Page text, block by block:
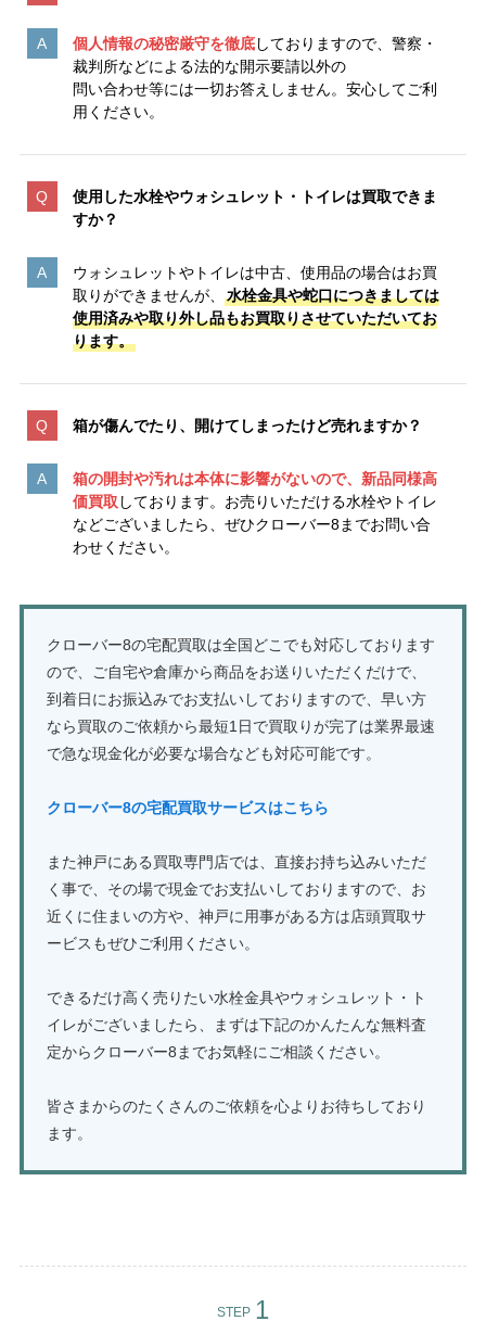
個人情報の秘密厳守を徹底しておりますので、警察・
裁判所などによる法的な開示要請以外の
問い合わせ等には一切お答えしません。安心してご利
用ください。
使用した水栓やウォシュレット・トイレは買取できま
すか？
ウォシュレットやトイレは中古、使用品の場合はお買
取りができませんが、
水栓金具や蛇口につきましては
使用済みや取り外し品もお買取りさせていただいてお
ります。
箱が傷んでたり、開けてしまったけど売れますか？
箱の開封や汚れは本体に影響がないので、新品同様高
価買取 しております。お売りいただける水栓やトイレ
などございましたら、ぜひクローバー8までお問い合
わせください。
クローバー8の宅配買取は全国どこでも対応しております
ので、ご自宅や倉庫から商品をお送りいただくだけで、
到着日にお振込みでお支払いしておりますので、早い方
なら買取のご依頼から最短1日で買取りが完了は業界最速
で急な現金化が必要な場合なども対応可能です。
クローバー8の宅配買取サービスはこちら
また神戸にある買取専門店では、直接お持ち込みいただ
く事で、その場で現金でお支払いしておりますので、お
近くに住まいの方や、神戸に用事がある方は店頭買取サ
ービスもぜひご利用ください。
できるだけ高く売りたい水栓金具やウォシュレット・ト
イレがございましたら、まずは下記のかんたんな無料査
定からクローバー8までお気軽にご相談ください。
皆さまからのたくさんのご依頼を心よりお待ちしており
ます。
STEP